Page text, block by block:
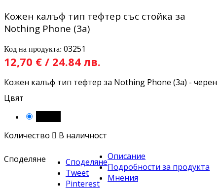
Кожен калъф тип тефтер със стойка за
Nothing Phone (3a)
Код на продукта: 03251
12,70 € / 24.84 лв.
Кожен калъф тип тефтер за Nothing Phone (3a) - черен
Цвят
Количество  В наличност
Споделяне
Споделяне
Tweet
Pinterest
Описание
Подробности за продукта
Мнения